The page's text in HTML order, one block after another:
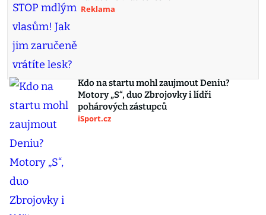
Reklama
Kdo na startu mohl zaujmout Deniu?
Motory „S“, duo Zbrojovky i lídři
pohárových zástupců
iSport.cz